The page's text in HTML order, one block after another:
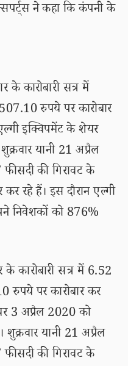
ने कहा कि कंपनी के
कारोबारी सत्र में
रुपये पर कारोबार
इक्विपमेंट के शेयर
यानी 21 अप्रैल
की गिरावट के
रहे हैं। इस दौरान एल्गी
निवेशकों को 876%
कारोबारी सत्र में 6.52
पर कारोबार कर
3 अप्रैल 2020 को
यानी 21 अप्रैल
की गिरावट के